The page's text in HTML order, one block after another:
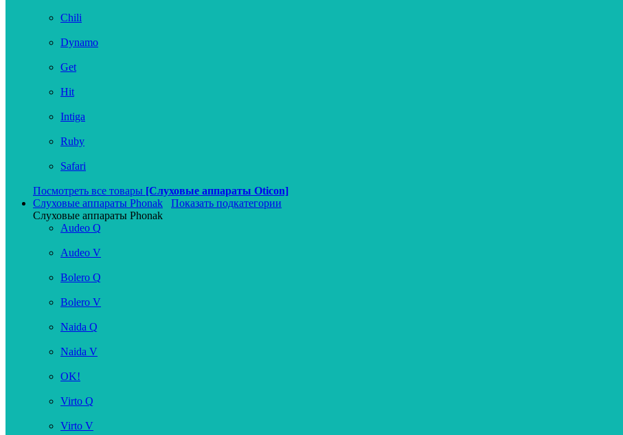
Chili
Dynamo
Get
Hit
Intiga
Ruby
Safari
Посмотреть все товары [Слуховые аппараты Oticon]
Слуховые аппараты Phonak
Показать подкатегории
Слуховые аппараты Phonak
Audeo Q
Audeo V
Bolero Q
Bolero V
Naida Q
Naida V
OK!
Virto Q
Virto V